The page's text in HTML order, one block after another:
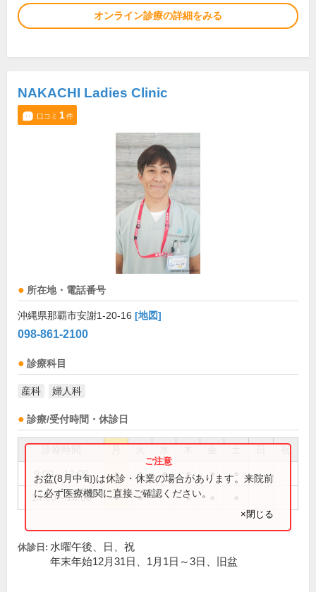
オンライン診療の詳細をみる
NAKACHI Ladies Clinic
口コミ 1件
所在地・電話番号
沖縄県那覇市安謝1-20-16 [地図]
098-861-2100
診療科目
産科 婦人科
診療/受付時間・休診日
祝
9:00～12:00 ● ● ● ● ●
14:00～18:00 ● ● ●
お盆(8月中旬)は休診・休業の場合があります。来院前
に必ず医療機関に直接ご確認ください。
×閉じる
休診日: 水曜午後、日、祝
年末年始12月31日、1月1日～3日、旧盆